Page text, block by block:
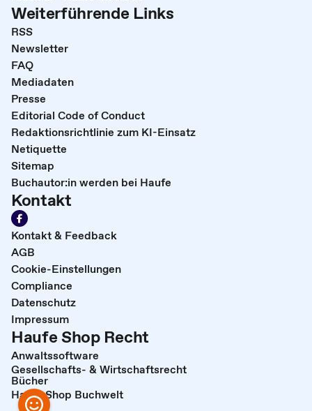
Weiterführende Links
RSS
Newsletter
FAQ
Mediadaten
Presse
Editorial Code of Conduct
Redaktionsrichtlinie zum KI-Einsatz
Netiquette
Sitemap
Buchautor:in werden bei Haufe
Kontakt
Kontakt & Feedback
AGB
Cookie-Einstellungen
Compliance
Datenschutz
Impressum
Haufe Shop Recht
Anwaltssoftware
Gesellschafts- & Wirtschaftsrecht
Bücher
Haufe Shop Buchwelt